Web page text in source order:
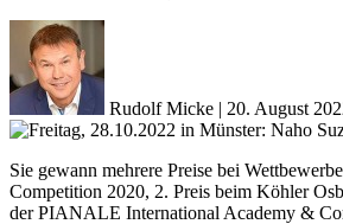
Rudolf Micke | 20. August
Sie gewann mehrere Preise bei
Competition 2020, 2. Preis beim Köhler
der PIANALE International Academy &